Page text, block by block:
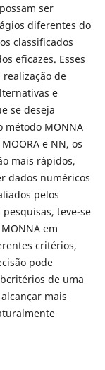
ser
diferentes do
classificados
eficazes. Esses
de
e
se deseja
método MONNA
e NN, os
mais rápidos,
dados numéricos
pelos
teve-se
em
critérios,
pode
de uma
mais